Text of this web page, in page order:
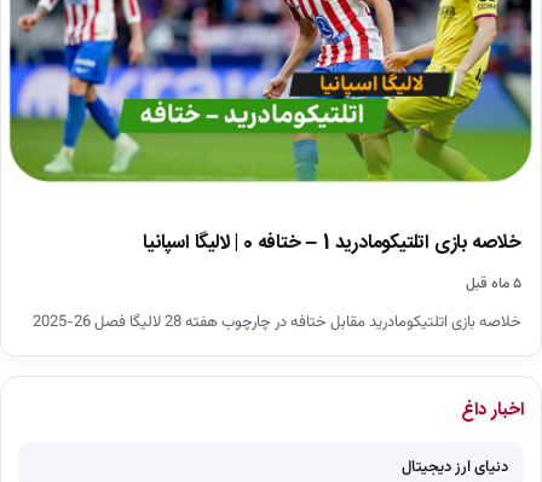
خلاصه بازی اتلتیکومادرید 1 – ختافه 0 | لالیگا اسپانیا
۵ ماه قبل
خلاصه بازی اتلتیکومادرید مقابل ختافه در چارچوب هفته 28 لالیگا فصل 26-2025
اخبار داغ
دنیای ارز دیجیتال